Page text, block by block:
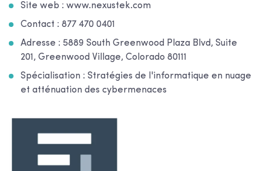
Site web : www.nexustek.com
Contact : 877 470 0401
Adresse : 5889 South Greenwood Plaza Blvd, Suite
201, Greenwood Village, Colorado 80111
Spécialisation : Stratégies de l'informatique en nuage
et atténuation des cybermenaces